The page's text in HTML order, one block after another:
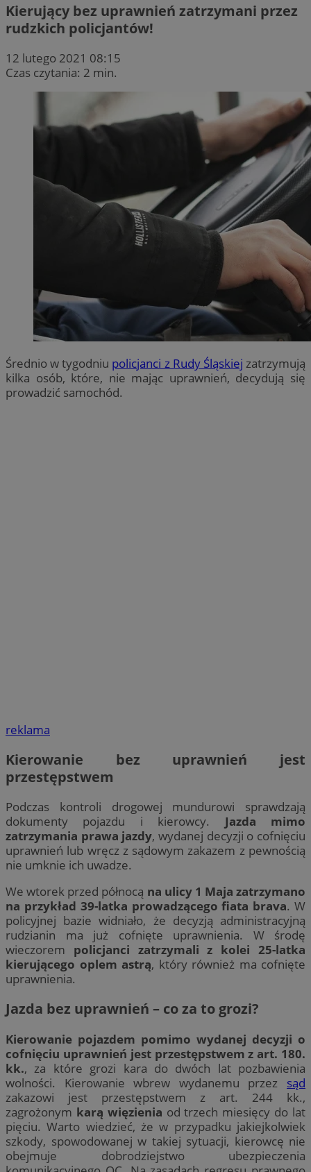
Kierujący bez uprawnień zatrzymani przez
rudzkich policjantów!
12 lutego 2021 08:15
Czas czytania: 2 min.
Średnio w tygodniu policjanci z Rudy Śląskiej zatrzymują
kilka osób, które, nie mając uprawnień, decydują się
prowadzić samochód.
reklama
Kierowanie bez uprawnień jest
przestępstwem
Podczas kontroli drogowej mundurowi sprawdzają
dokumenty pojazdu i kierowcy. Jazda mimo
zatrzymania prawa jazdy, wydanej decyzji o cofnięciu
uprawnień lub wręcz z sądowym zakazem z pewnością
nie umknie ich uwadze.
We wtorek przed północą na ulicy 1 Maja zatrzymano
na przykład 39-latka prowadzącego fiata brava. W
policyjnej bazie widniało, że decyzją administracyjną
rudzianin ma już cofnięte uprawnienia. W środę
wieczorem policjanci zatrzymali z kolei 25-latka
kierującego oplem astrą, który również ma cofnięte
uprawnienia.
Jazda bez uprawnień – co za to grozi?
Kierowanie pojazdem pomimo wydanej decyzji o
cofnięciu uprawnień jest przestępstwem z art. 180.
kk., za które grozi kara do dwóch lat pozbawienia
wolności. Kierowanie wbrew wydanemu przez sąd
zakazowi jest przestępstwem z art. 244 kk.,
zagrożonym karą więzienia od trzech miesięcy do lat
pięciu. Warto wiedzieć, że w przypadku jakiejkolwiek
szkody, spowodowanej w takiej sytuacji, kierowcę nie
obejmuje dobrodziejstwo ubezpieczenia